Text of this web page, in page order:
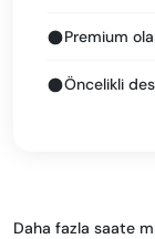
Premium
Öncelikli
Daha fazla saate